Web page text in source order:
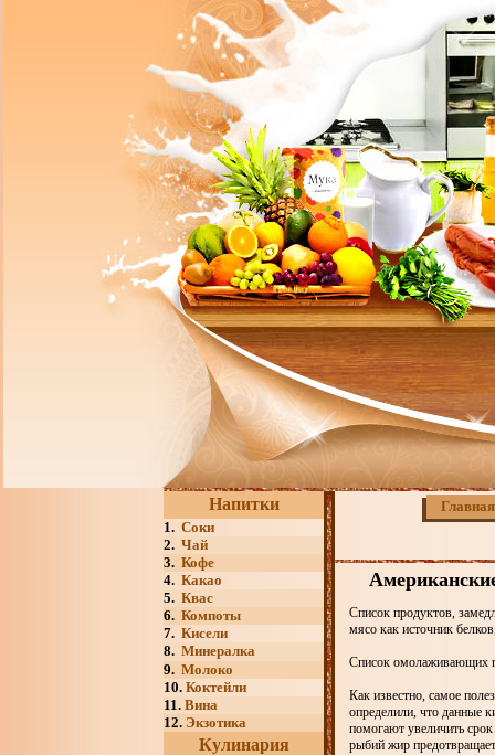
Напитки
1. Соки
2. Чай
3. Кофе
4. Какао
5. Квас
6. Компоты
7. Кисели
8. Минералка
9. Молоко
10. Коктейли
11. Вина
12. Экзотика
Кулинария
Главная
Список продуктов,
мясо как источник
Список омолаживающих
Как известно, самое
определили, что данные
помогают увеличить срок
рыбий жир